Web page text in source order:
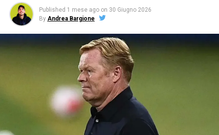
Published 1 mese ago on 30 Giugno 2026
By Andrea Bargione